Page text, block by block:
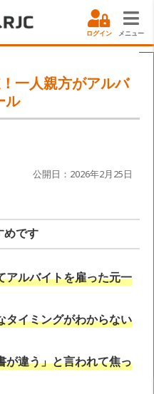
ログイン メニュー
！一人親方がアルバ
ル
公開日：2026年2月25日
めです
アルバイトを雇った元一
タイミングがわからない
が違う」と言われて焦っ